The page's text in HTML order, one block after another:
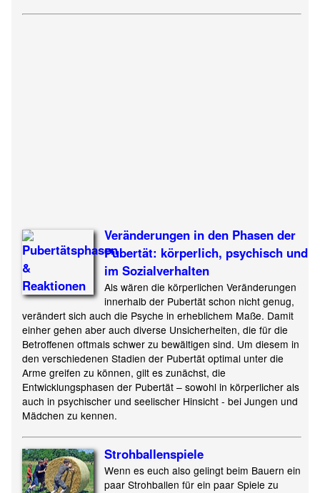
Veränderungen in den Phasen der
Pubertät: körperlich, psychisch und
im Sozialverhalten
Als wären die körperlichen Veränderungen
innerhalb der Pubertät schon nicht genug,
verändert sich auch die Psyche in erheblichem Maße. Damit
einher gehen aber auch diverse Unsicherheiten, die für die
Betroffenen oftmals schwer zu bewältigen sind. Um diesem in
den verschiedenen Stadien der Pubertät optimal unter die
Arme greifen zu können, gilt es zunächst, die
Entwicklungsphasen der Pubertät – sowohl in körperlicher als
auch in psychischer und seelischer Hinsicht - bei Jungen und
Mädchen zu kennen.
Strohballenspiele
Wenn es euch also gelingt beim Bauern ein
paar Strohballen für ein paar Spiele zu